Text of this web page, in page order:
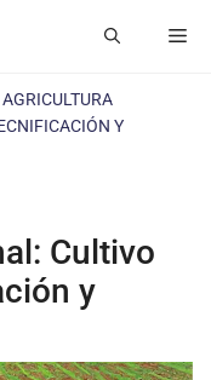
AGRICULTURA
Y
Cultivo
y